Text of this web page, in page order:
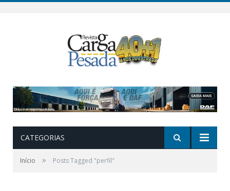
CATEGORIAS
Início » Posts Tagged "perfil"